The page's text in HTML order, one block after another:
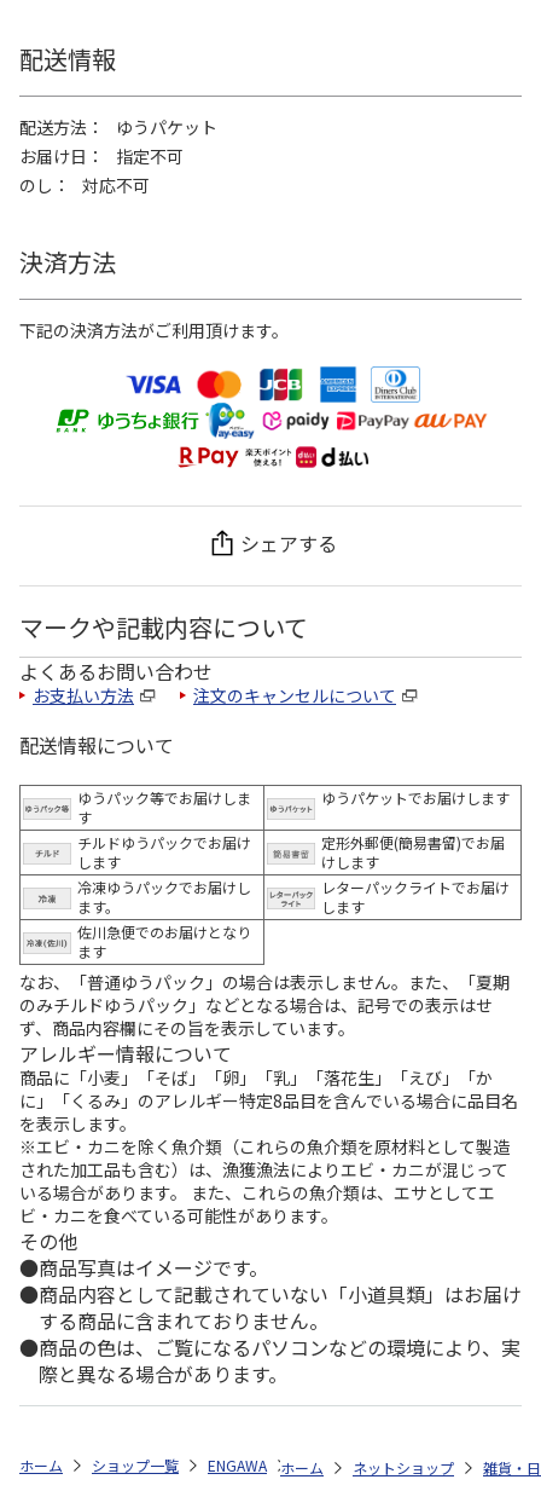
配送情報
配送方法
ゆうパケット
お届け日
指定不可
のし
対応不可
決済方法
下記の決済方法がご利用頂けます。
シェアする
マークや記載内容について
よくあるお問い合わせ
お支払い方法 注文のキャンセルについて
配送情報について
ゆうパック等でお届けしま
す
ゆうパケットでお届けします
チルドゆうパックでお届け
します
定形外郵便(簡易書留)でお届
けします
冷凍ゆうパックでお届けし
ます。
レターパックライトでお届け
します
佐川急便でのお届けとなり
ます
なお、「普通ゆうパック」の場合は表示しません。また、「夏期
のみチルドゆうパック」などとなる場合は、記号での表示はせ
ず、商品内容欄にその旨を表示しています。
アレルギー情報について
商品に「小麦」「そば」「卵」「乳」「落花生」「えび」「か
に」「くるみ」のアレルギー特定8品目を含んでいる場合に品目名
を表示します。
※エビ・カニを除く魚介類（これらの魚介類を原材料として製造
された加工品も含む）は、漁獲漁法によりエビ・カニが混じって
いる場合があります。 また、これらの魚介類は、エサとしてエ
ビ・カニを食べている可能性があります。
その他
商品写真はイメージです。
商品内容として記載されていない「小道具類」はお届け
する商品に含まれておりません。
商品の色は、ご覧になるパソコンなどの環境により、実
際と異なる場合があります。
ホーム ショップ一覧 ENGAWA 「ブルーアーカイブ」オリジナルア
ホーム ネットショップ 雑貨・